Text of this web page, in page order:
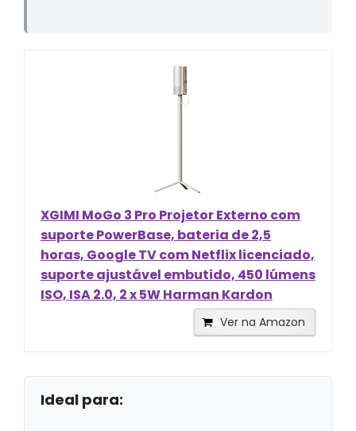
XGIMI MoGo 3 Pro Projetor Externo com
suporte PowerBase, bateria de 2,5
horas, Google TV com Netflix licenciado,
suporte ajustável embutido, 450 lúmens
ISO, ISA 2.0, 2 x 5W Harman Kardon
Ver na Amazon
Ideal para: